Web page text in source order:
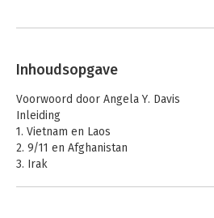
Inhoudsopgave
Voorwoord door Angela Y. Davis
Inleiding
1. Vietnam en Laos
2. 9/11 en Afghanistan
3. Irak